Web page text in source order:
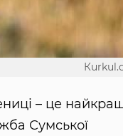
– це
Сумської